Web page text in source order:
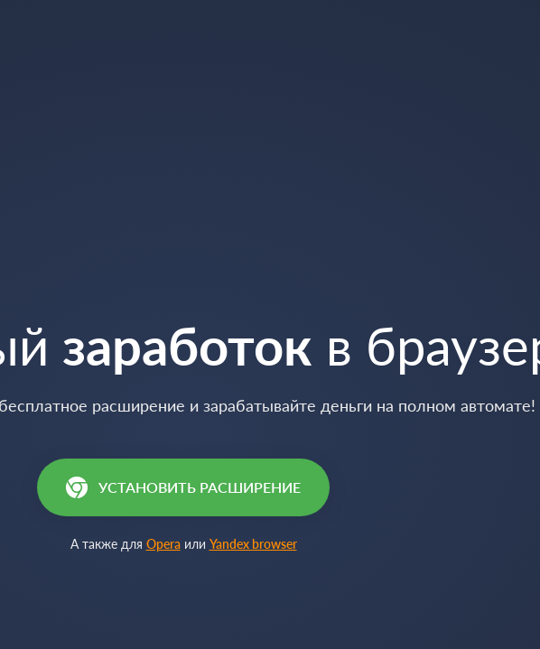
заработок в
расширение и зарабатывайте деньги на полном автомате!
УСТАНОВИТЬ РАСШИРЕНИЕ
А также для Operaили Yandex browser